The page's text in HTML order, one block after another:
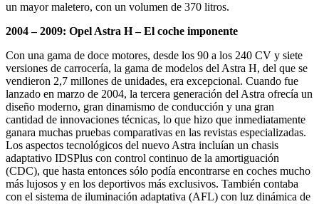
un mayor maletero, con un volumen de 370 litros.
2004 – 2009: Opel Astra H – El coche imponente
Con una gama de doce motores, desde los 90 a los 240 CV y siete
versiones de carrocería, la gama de modelos del Astra H, del que se
vendieron 2,7 millones de unidades, era excepcional. Cuando fue
lanzado en marzo de 2004, la tercera generación del Astra ofrecía un
diseño moderno, gran dinamismo de conducción y una gran
cantidad de innovaciones técnicas, lo que hizo que inmediatamente
ganara muchas pruebas comparativas en las revistas especializadas.
Los aspectos tecnológicos del nuevo Astra incluían un chasis
adaptativo IDSPlus con control continuo de la amortiguación
(CDC), que hasta entonces sólo podía encontrarse en coches mucho
más lujosos y en los deportivos más exclusivos. También contaba
con el sistema de iluminación adaptativa (AFL) con luz dinámica de